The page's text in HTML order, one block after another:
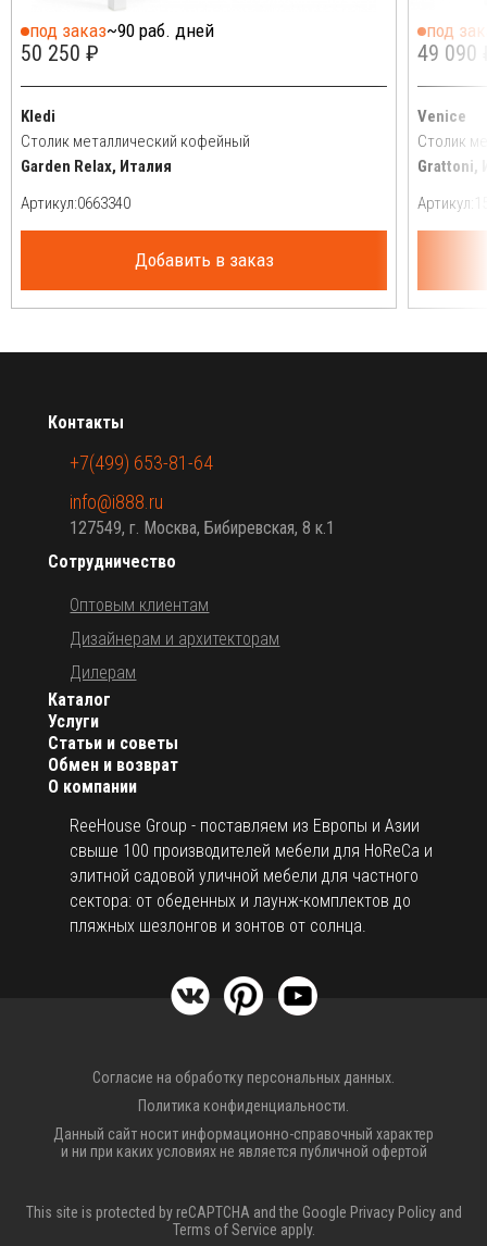
под заказ~90 раб. дней
50 250 ₽
Kledi
Столик металлический кофейный
Garden Relax, Италия
Артикул:
Добавить в заказ
под
49 090
Venice
Столик
Grattoni,
Артикул:
О компании
ReeHouse Group - поставляем из Европы и Азии
свыше 100 производителей мебели для HoReCa и
элитной садовой уличной мебели для частного
сектора: от обеденных и лаунж-комплектов до
пляжных шезлонгов и зонтов от солнца.
Каталог
Услуги
Статьи и советы
Обмен и возврат
Сотрудничество
Оптовым клиентам
Дизайнерам и архитекторам
Дилерам
Контакты
+7(499) 653-81-64
info@i888.ru
127549, г. Москва, Бибиревская, 8 к.1
Согласие на обработку персональных данных.
Политика конфиденциальности.
Данный сайт носит информационно-справочный характер
и ни при каких условиях не является публичной офертой
This site is protected by reCAPTCHA and the Google Privacy Policyand
Terms of Service apply.